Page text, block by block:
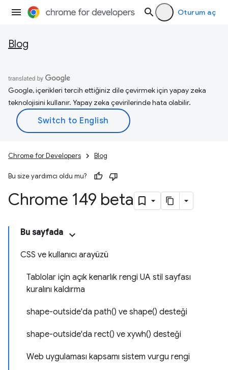
Oturum aç
Blog
Google, içerikleri tercih ettiğiniz dile çevirmek için yapay zeka
teknolojisini kullanır. Yapay zeka çevirilerinde hata olabilir.
Chrome for Developers Blog
Bu size yardımcı oldu mu?
Chrome 149 beta
Bu sayfada
CSS ve kullanıcı arayüzü
Tablolar için açık kenarlık rengi UA stil sayfası
kuralını kaldırma
shape-outside'da path() ve shape() desteği
shape-outside'da rect() ve xywh() desteği
Web uygulaması kapsamı sistem vurgu rengi